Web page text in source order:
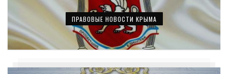
ПРАВОВЫЕ НОВОСТИ КРЫМА